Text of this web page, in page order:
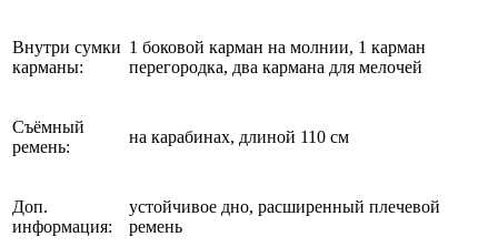
Внутри сумки
карманы:
1 боковой карман на молнии, 1 карман
перегородка, два кармана для мелочей
Съёмный
ремень:
на карабинах, длиной 110 см
Доп.
информация:
устойчивое дно, расширенный плечевой
ремень